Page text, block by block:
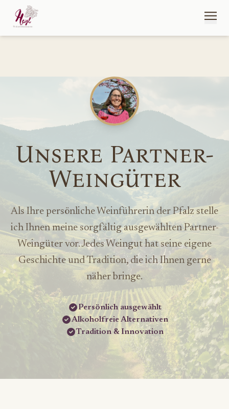
Unsere Partner-
Weingüter
Als Ihre persönliche Weinführerin der Pfalz stelle
ich Ihnen meine sorgfältig ausgewählten Partner-
Weingüter vor. Jedes Weingut hat seine eigene
Geschichte und Tradition, die ich Ihnen gerne
näher bringe.
Persönlich ausgewählt
Alkoholfreie Alternativen
Tradition & Innovation